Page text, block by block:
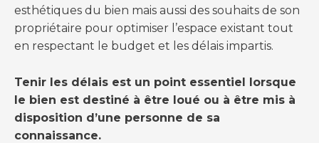
esthétiques du bien mais aussi des souhaits de son
propriétaire pour optimiser l’espace existant tout
en respectant le budget et les délais impartis.
Tenir les délais est un point essentiel lorsque
le bien est destiné à être loué ou à être mis à
disposition d’une personne de sa
connaissance.